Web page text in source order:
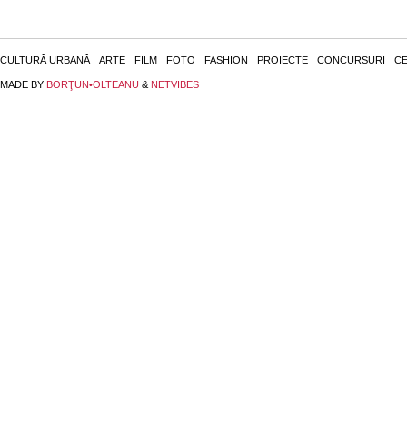
CULTURĂ URBANĂ ARTE FILM FOTO FASHION PROIECTE CONCURSURI
MADE BY BORŢUN•OLTEANU & NETVIBES